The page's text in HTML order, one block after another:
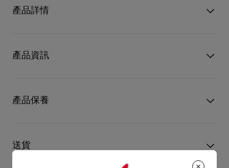
產品詳情
尖頭設計雋永優雅，100毫米幼跟巧妙露出標誌性Loubi紅鞋底，
而Blush杏色小牛漆皮鞋面更配以彰顯足部迷人線條的淺鞋口，成
產品資訊
顏色
杏色
物料
漆皮
產品保養
革產品需要深層清潔或保養護理，我們也能為盡應所需，確保您
心儀的設計耐用經年。 請小心護理閃亮皮革產品，以免品質受
送貨